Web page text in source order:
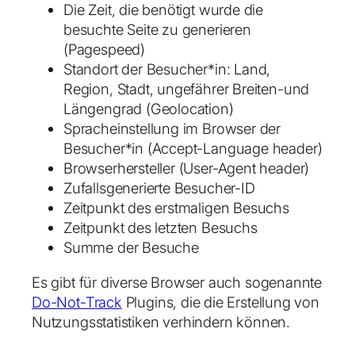
Die Zeit, die benötigt wurde die
besuchte Seite zu generieren
(Pagespeed)
Standort der Besucher*in: Land,
Region, Stadt, ungefährer Breiten-und
Längengrad (Geolocation)
Spracheinstellung im Browser der
Besucher*in (Accept-Language header)
Browserhersteller (User-Agent header)
Zufallsgenerierte Besucher-ID
Zeitpunkt des erstmaligen Besuchs
Zeitpunkt des letzten Besuchs
Summe der Besuche
Es gibt für diverse Browser auch sogenannte
Do-Not-Track Plugins, die die Erstellung von
Nutzungsstatistiken verhindern können.